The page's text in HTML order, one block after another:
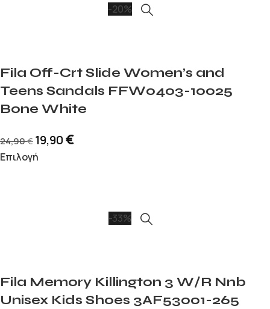
-20%
Fila Off-Crt Slide Women’s and
Teens Sandals FFW0403-10025
Bone White
24,90€ 19,90€
Επιλογή
-33%
Fila Memory Killington 3 W/R Nnb
Unisex Kids Shoes 3AF53001-265